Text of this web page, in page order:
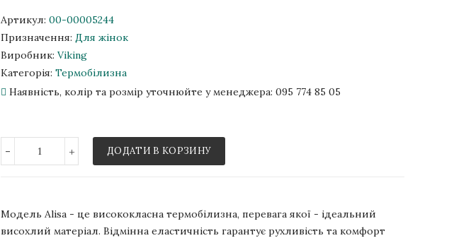
Артикул: 00-00005244
Призначення: Для жінок
Виробник: Viking
Категорія: Термобілизна
Наявність, колір та розмір уточнюйте у менеджера: 095 774 85 05
- + ДОДАТИ В КОРЗИНУ
Модель Alisa - це висококласна термобілизна, перевага якої - ідеальний
висохлий матеріал. Відмінна еластичність гарантує рухливість та комфорт